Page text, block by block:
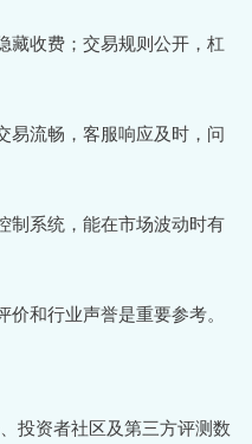
藏收费；交易规则公开，杠
易流畅，客服响应及时，问
制系统，能在市场波动时有
和行业声誉是重要参考。
投资者社区及第三方评测数